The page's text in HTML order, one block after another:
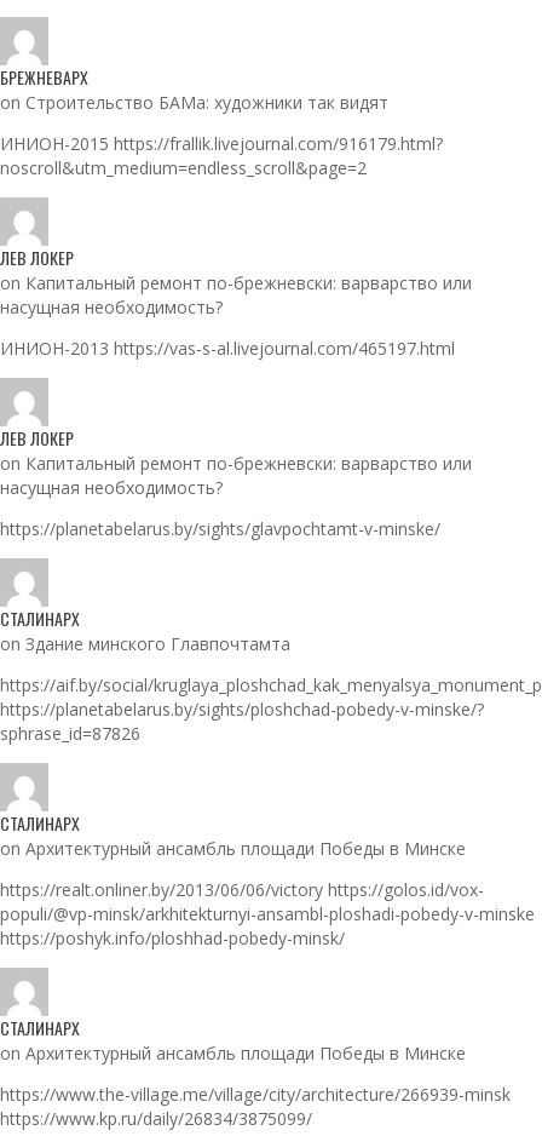
БРЕЖНЕВАРХ
on Строительство БАМа: художники так видят
ИНИОН-2015 https://frallik.livejournal.com/916179.html?
noscroll&utm_medium=endless_scroll&page=2
ЛЕВ ЛОКЕР
on Капитальный ремонт по-брежневски: варварство или
насущная необходимость?
ИНИОН-2013 https://vas-s-al.livejournal.com/465197.html
ЛЕВ ЛОКЕР
on Капитальный ремонт по-брежневски: варварство или
насущная необходимость?
https://planetabelarus.by/sights/glavpochtamt-v-minske/
СТАЛИНАРХ
on Здание минского Главпочтамта
https://aif.by/social/
https://planetabelarus.by/sights/ploshchad-pobedy-v-minske/?
sphrase_id=87826
СТАЛИНАРХ
on Архитектурный ансамбль площади Победы в Минске
https://realt.onliner.by/2013/06/06/victory https://golos.id/vox-
populi/@vp-minsk/arkhitekturnyi-ansambl-ploshadi-pobedy-v-minske
https://poshyk.info/ploshhad-pobedy-minsk/
СТАЛИНАРХ
on Архитектурный ансамбль площади Победы в Минске
https://www.the-village.me/village/city/architecture/266939-minsk
https://www.kp.ru/daily/26834/3875099/